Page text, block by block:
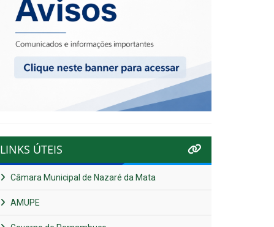
LINKS ÚTEIS
Câmara Municipal de Nazaré da Mata
AMUPE